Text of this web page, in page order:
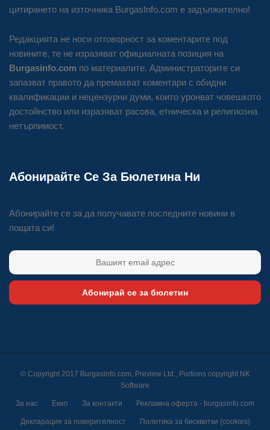
цитирането на източника BurgasInfo.com е задължително!
Редакцията не носи отговорност за коментарите под
новините, те не изразяват официалната позиция на
Burgasinfo.com по материалите. Администраторите си
запазват правото да премахват коментари с обидни
квалификации и нецензурни думи, които уронват човешкото
достойнство или изразяват расова, етническа и религиозна
нетърпимост.
Абонирайте Се За Бюлетина Ни
Абонирайте се за да получавате последните новини в
пощата си!
Абонирай се за бюлетин
© Copyright 2017 Burgasinfo.com, Preview Ltd., Portions copyright NK
Software
За нас Екип За контакти Рекламна оферта - burgasinfo.com
Декларация за поверителност Политика за бисквитки (cookies)